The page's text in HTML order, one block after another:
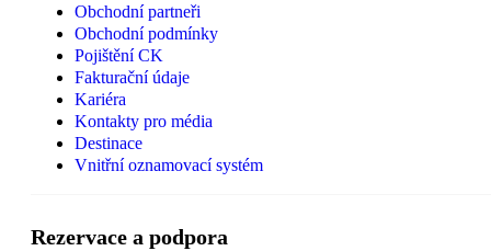
Obchodní partneři
Obchodní podmínky
Pojištění CK
Fakturační údaje
Kariéra
Kontakty pro média
Destinace
Vnitřní oznamovací systém
Rezervace a podpora